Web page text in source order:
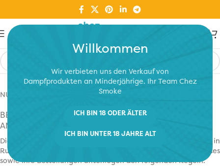
Willkommen
Wir verbieten uns den Verkauf von
Dampfprodukten an Minderjährige. Ihr Team Chez
Smoke
ICH BIN 18 ODER ÄLTER
ICH BIN UNTER 18 JAHRE ALT
NUTZUNGSBEDINGUNGEN
BEDINGUNGEN FÜR DIE NUTZUNG DER WEBSITE UND
ANDERER SEITEN IN SOZIALEN NETZWERKEN
Diese Website wird von SWISSMOKE Sàrl betrieben, mit Sitz in
Rue des Poteaux 3, 2000 Neuchâtel. Die Nutzung unserer Sites
sowie Ihre Bestellungen unterliegen den folgenden Regeln.